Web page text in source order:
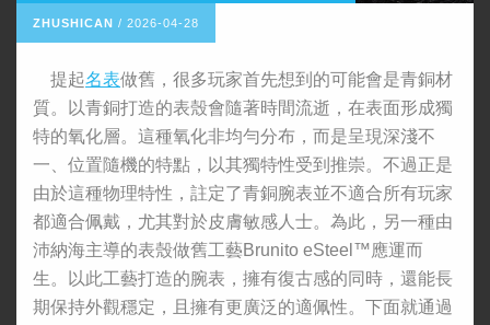
ZHUSHICAN / 2026-04-28
提起名表做舊，很多玩家首先想到的可能會是青銅材
質。以青銅打造的表殼會隨著時間流逝，在表面形成獨
特的氧化層。這種氧化非均勻分布，而是呈現深淺不
一、位置隨機的特點，以其獨特性受到推崇。不過正是
由於這種物理特性，註定了青銅腕表並不適合所有玩家
都適合佩戴，尤其對於皮膚敏感人士。為此，另一種由
沛納海主導的表殼做舊工藝Brunito eSteel™應運而
生。以此工藝打造的腕表，擁有復古感的同時，還能長
期保持外觀穩定，且擁有更廣泛的適佩性。下面就通過